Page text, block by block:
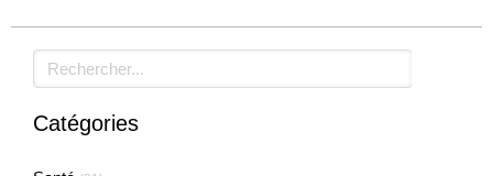
Rechercher
Catégories